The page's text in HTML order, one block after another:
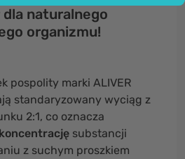
naturalnego
organizmu!
pospolity marki ALIVER
standaryzowany wyciąg z
2:1, co oznacza
substancji
z suchym proszkiem